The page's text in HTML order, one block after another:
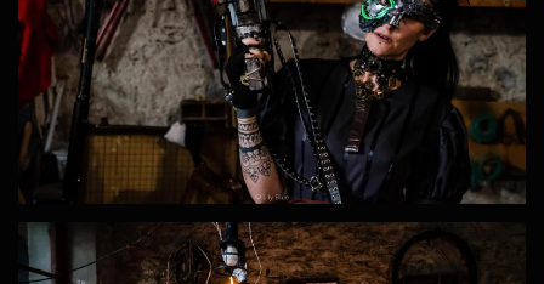
ZOOM